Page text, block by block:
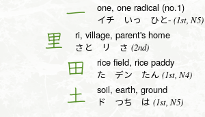
一 one, one radical (no.1)
イチ いっ ひと- (1st, N5)
里 ri, village, parent's home
さと リ さ (2nd)
田 rice field, rice paddy
た デン たん (1st, N4)
土 soil, earth, ground
ド つち は (1st, N5)